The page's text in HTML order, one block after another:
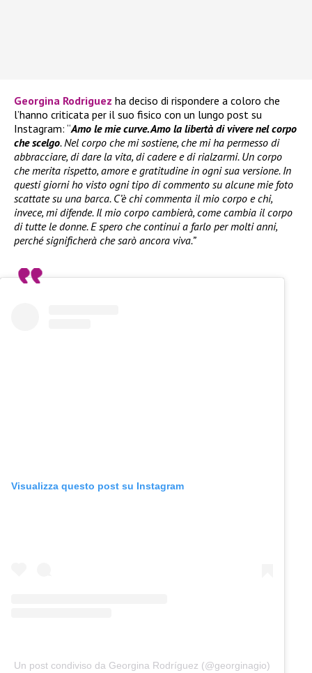
Georgina Rodriguez ha deciso di rispondere a coloro che
l’hanno criticata per il suo fisico con un lungo post su
Instagram: “Amo le mie curve. Amo la libertà di vivere nel corpo
che scelgo. Nel corpo che mi sostiene, che mi ha permesso di
abbracciare, di dare la vita, di cadere e di rialzarmi. Un corpo
che merita rispetto, amore e gratitudine in ogni sua versione. In
questi giorni ho visto ogni tipo di commento su alcune mie foto
scattate su una barca. C’è chi commenta il mio corpo e chi,
invece, mi difende. Il mio corpo cambierà, come cambia il corpo
di tutte le donne. E spero che continui a farlo per molti anni,
perché significherà che sarò ancora viva.”
Visualizza questo post su Instagram
Un post condiviso da Georgina Rodríguez (@georginagio)